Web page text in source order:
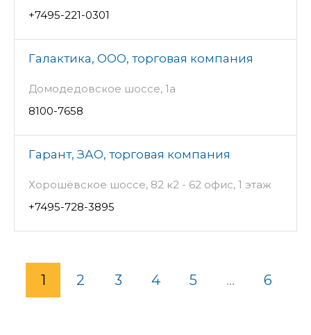
+7495-221-0301
Галактика, ООО, торговая компания
Домодедовское шоссе, 1а
8100-7658
Гарант, ЗАО, торговая компания
Хорошёвское шоссе, 82 к2 - 62 офис, 1 этаж
+7495-728-3895
1 2 3 4 5 ... 6